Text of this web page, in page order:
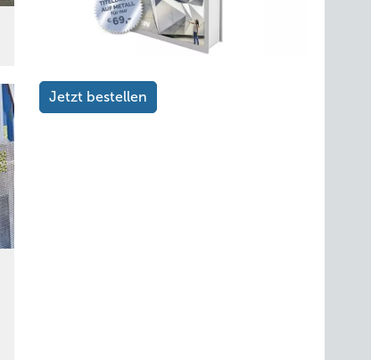
Jetzt bestellen